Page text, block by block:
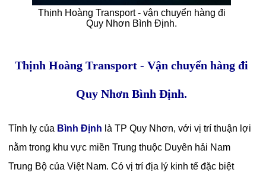
Thịnh Hoàng Transport - vận chuyển hàng đi
Quy Nhơn Bình Định.
Thịnh Hoàng Transport - Vận chuyển hàng đi
Quy Nhơn Bình Định.
Tỉnh lỵ của Bình Định là TP Quy Nhơn, với vị trí thuận lợi
nằm trong khu vực miền Trung thuộc Duyên hải Nam
Trung Bộ của Việt Nam. Có vị trí địa lý kinh tế đặc biệt